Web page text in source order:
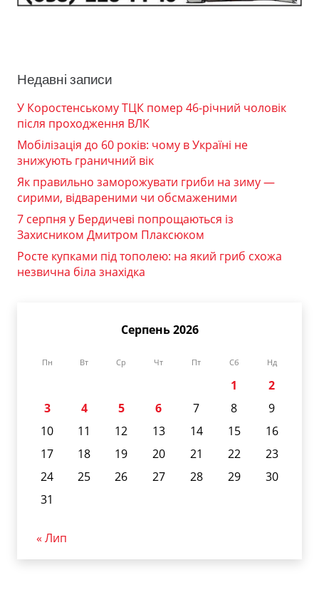
Недавні записи
У Коростенському ТЦК помер 46-річний чоловік
після проходження ВЛК
Мобілізація до 60 років: чому в Україні не
знижують граничний вік
Як правильно заморожувати гриби на зиму —
сирими, відвареними чи обсмаженими
7 серпня у Бердичеві попрощаються із
Захисником Дмитром Плаксюком
Росте купками під тополею: на який гриб схожа
незвична біла знахідка
Серпень 2026
Пн Вт Ср Чт Пт Сб Нд
1
2
3
4 5 6 7 8
9
10
11 12 13 14 15
16
17
18 19 20 21 22
23
24
25 26 27 28 29
30
31
« Лип